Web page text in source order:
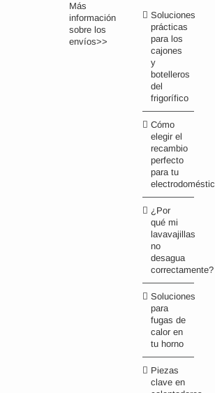
Más
información
sobre los
envíos>>
Soluciones
prácticas
para los
cajones
y
botelleros
del
frigorífico
Cómo
elegir el
recambio
perfecto
para tu
¿Por
qué mi
lavavajillas
no
desagua
correctamente?
Soluciones
para
fugas de
calor en
tu horno
Piezas
clave en